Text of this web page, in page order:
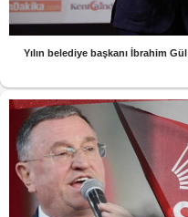
Yılın belediye başkanı İbrahim Gül